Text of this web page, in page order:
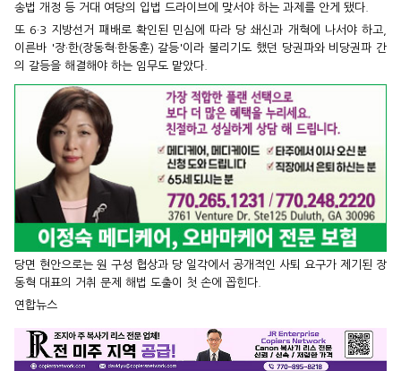
송법 개정 등 거대 여당의 입법 드라이브에 맞서야 하는 과제를 안게 됐다.
또 6·3 지방선거 패배로 확인된 민심에 따라 당 쇄신과 개혁에 나서야 하고,
이른바 '장·한(장동혁·한동훈) 갈등'이라 불리기도 했던 당권파와 비당권파 간
의 갈등을 해결해야 하는 임무도 맡았다.
당면 현안으로는 원 구성 협상과 당 일각에서 공개적인 사퇴 요구가 제기된 장
동혁 대표의 거취 문제 해법 도출이 첫 손에 꼽힌다.
연합뉴스